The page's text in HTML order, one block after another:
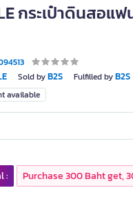
กระเป๋าดินสอ
Sold byB2S Fulfilled byB2S
available
: Purchase 300 Baht get,